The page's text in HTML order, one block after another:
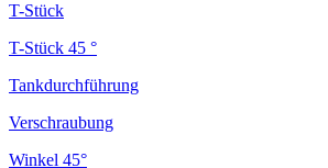
T-Stück
T-Stück 45 °
Tankdurchführung
Verschraubung
Winkel 45°